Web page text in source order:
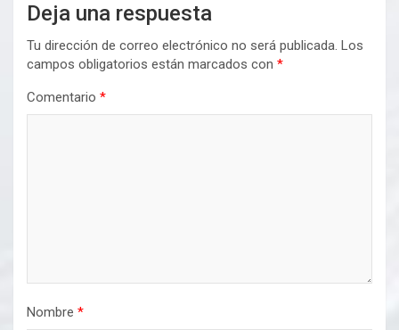
Deja una respuesta
Tu dirección de correo electrónico no será publicada. Los
campos obligatorios están marcados con *
Comentario *
Nombre *